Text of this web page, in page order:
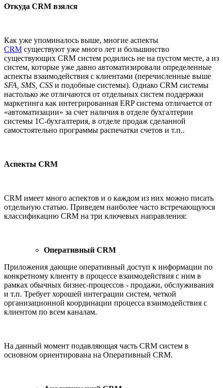
Откуда CRM взялся
Как уже упоминалось выше, многие аспекты
CRM существуют уже много лет и большинство
существующих CRM систем родились не на пустом месте, а из
систем, которые уже давно автоматизировали определенные
аспекты взаимодействия с клиентами (перечисленные выше
SFA, SMS, CSS и подобные системы). Однако CRM системы
настолько же отличаются от отдельных систем поддержки
маркетинга как интегрированная ERP система отличается от
«автоматизации» за счет наличия в отделе бухгалтерии
системы 1С-бухгалтерия, в отделе продаж сделанной
самостоятельно программы распечатки счетов и т.п..
Аспекты CRM
СRM имеет много аспектов и о каждом из них можно писать
отдельную статью. Приведем наиболее часто встречающуюся
классификацию CRM на три ключевых направления:
Оперативный CRM
Приложения дающие оперативный доступ к информации по
конкретному клиенту в процессе взаимодействия с ним в
рамках обычных бизнес-процессов - продажи, обслуживания
и т.п. Требует хорошей интеграции систем, четкой
организационной координации процесса взаимодействия с
клиентом по всем каналам.
На данный момент подавляющая часть СRM систем в
основном ориентирована на Оперативный CRM.